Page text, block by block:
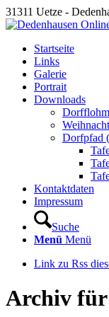
31311 Uetze -
Startseite
Links
Galerie
Portrait
Downloads
Dorfpfad
Kontaktdaten
Impressum
Suche
Menü Menü
Link zu Rss
Archiv für